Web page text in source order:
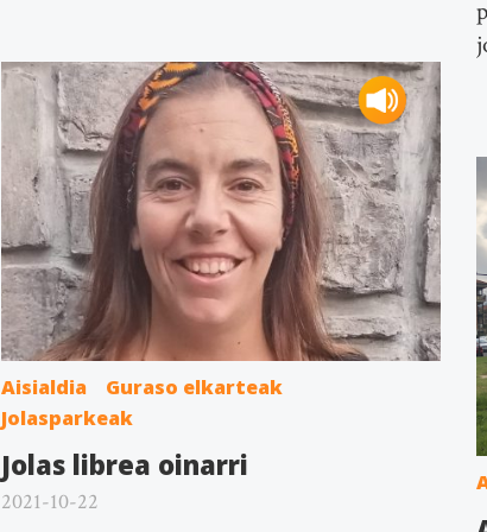
Aisialdia
Guraso elkarteak
Jolasparkeak
Jolas librea oinarri
2021-10-22